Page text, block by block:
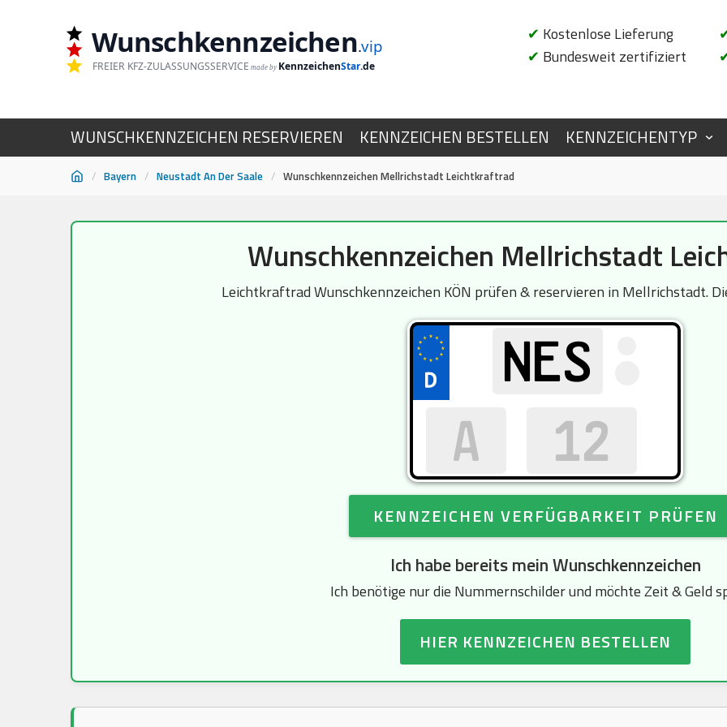
Wunschkennzeichen.vip
FREIER KFZ-ZULASSUNGSSERVICE made by KennzeichenStar.de
✔ Kostenlose Lieferung
✔ Bundesweit zertifiziert
WUNSCHKENNZEICHEN RESERVIEREN KENNZEICHEN BESTELLEN KENNZEICHENTYP
/ Bayern / Neustadt An Der Saale / Wunschkennzeichen Mellrichstadt Leichtkraftrad
Wunschkennzeichen Mellrichstadt
Leichtkraftrad Wunschkennzeichen KÖN prüfen & reservieren in Mellrichstadt.
KENNZEICHEN VERFÜGBARKEIT PRÜFEN
Ich habe bereits mein Wunschkennzeichen
Ich benötige nur die Nummernschilder und möchte Zeit & Geld
HIER KENNZEICHEN BESTELLEN